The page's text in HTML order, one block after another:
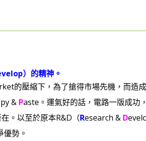
）的精神。
的壓縮下，為了搶得市場先機，而造
& Paste。運氣好的話，電路一版成功
。以至於原本R&D （Research & D
勢。